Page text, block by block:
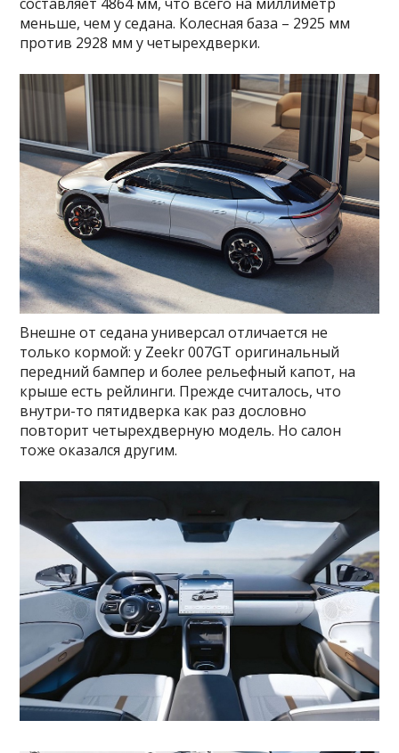
меньше, чем у седана. Колесная база – 2925 мм
против 2928 мм у четырехдверки.
Внешне от седана универсал отличается не
только кормой: у Zeekr 007GT оригинальный
передний бампер и более рельефный капот, на
крыше есть рейлинги. Прежде считалось, что
внутри-то пятидверка как раз дословно
повторит четырехдверную модель. Но салон
тоже оказался другим.